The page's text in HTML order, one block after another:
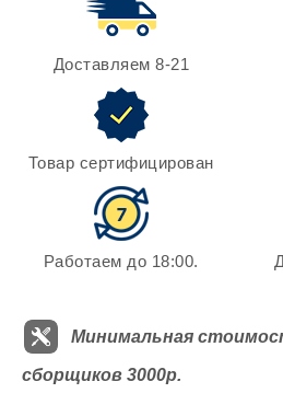
Доставляем 8-21
Товар сертифицирован
Работаем до 18:00.
Минимальная
сборщиков 3000р.